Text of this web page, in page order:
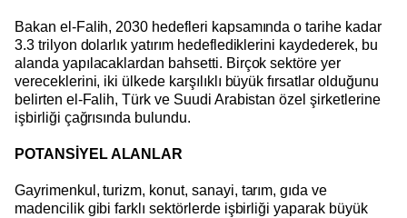
Bakan el-Falih, 2030 hedefleri kapsamında o tarihe kadar
3.3 trilyon dolarlık yatırım hedeflediklerini kaydederek, bu
alanda yapılacaklardan bahsetti. Birçok sektöre yer
vereceklerini, iki ülkede karşılıklı büyük fırsatlar olduğunu
belirten el-Falih, Türk ve Suudi Arabistan özel şirketlerine
işbirliği çağrısında bulundu.
POTANSİYEL ALANLAR
Gayrimenkul, turizm, konut, sanayi, tarım, gıda ve
madencilik gibi farklı sektörlerde işbirliği yaparak büyük